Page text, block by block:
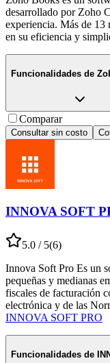
desarrollado por Zoho
experiencia. Más de 13
en su eficiencia y
Funcionalidades de
Comparar
Consultar sin costo
INNOVA SOFT
5.0 / 5(6)
Innova Soft Pro Es un
pequeñas y medianas
fiscales de facturación
electrónica y de las
INNOVA SOFT PRO
Funcionalidades de